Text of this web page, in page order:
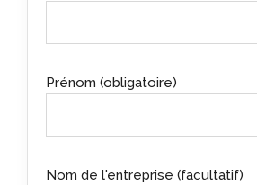
Prénom (obligatoire)
Nom de l'entreprise (facultatif)